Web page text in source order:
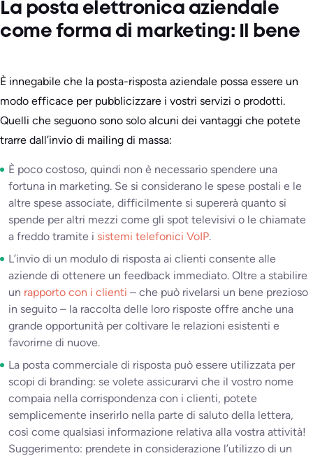
La posta elettronica aziendale
come forma di marketing: Il bene
È innegabile che la posta-risposta aziendale possa essere un
modo efficace per pubblicizzare i vostri servizi o prodotti.
Quelli che seguono sono solo alcuni dei vantaggi che potete
trarre dall’invio di mailing di massa:
È poco costoso, quindi non è necessario spendere una
fortuna in marketing. Se si considerano le spese postali e le
altre spese associate, difficilmente si supererà quanto si
spende per altri mezzi come gli spot televisivi o le chiamate
a freddo tramite i sistemi telefonici VoIP.
L’invio di un modulo di risposta ai clienti consente alle
aziende di ottenere un feedback immediato. Oltre a stabilire
un rapporto con i clienti – che può rivelarsi un bene prezioso
in seguito – la raccolta delle loro risposte offre anche una
grande opportunità per coltivare le relazioni esistenti e
favorirne di nuove.
La posta commerciale di risposta può essere utilizzata per
scopi di branding: se volete assicurarvi che il vostro nome
compaia nella corrispondenza con i clienti, potete
semplicemente inserirlo nella parte di saluto della lettera,
così come qualsiasi informazione relativa alla vostra attività!
Suggerimento: prendete in considerazione l’utilizzo di un